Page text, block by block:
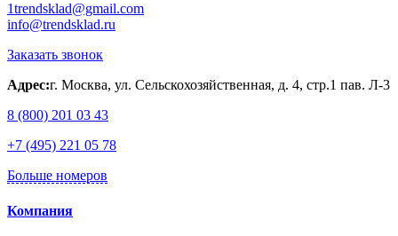
1trendsklad@gmail.com
info@trendsklad.ru
Заказать звонок
Адрес:г. Москва, ул. Сельскохозяйственная, д. 4, стр.1 пав. Л-3
8 (800) 201 03 43
+7 (495) 221 05 78
Больше номеров
Компания